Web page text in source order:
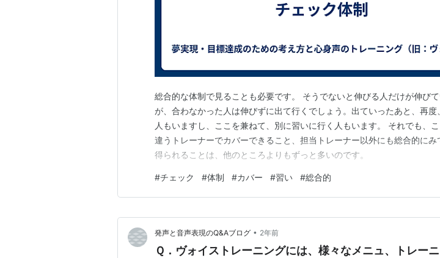
総合的な体制で見ることも必要です。 そうでないと伸びる人だけが伸び
が、合わなかった人は伸びずに出て行くでしょう。出ていったあと、再度
人もいますし、ここを兼ねて、別に習いに行く人もいます。 それでも、こ
違うトレーナーでカバーできること、担当トレーナー以外にも総合的にみ
得られることは、他のところよりもずっと多いのです。
#チェック #体制 #カバー #習い #総合的
発声と音声表現のQ&Aブログ • 2年前
Ｑ．ヴォイストレーニングには、様々なメニュ、トレー